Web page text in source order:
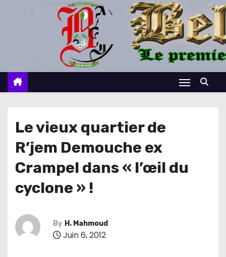
c
Le vieux quartier de
R’jem Demouche ex
Crampel dans « l’œil du
cyclone » !
By H. Mahmoud
Juin 6, 2012